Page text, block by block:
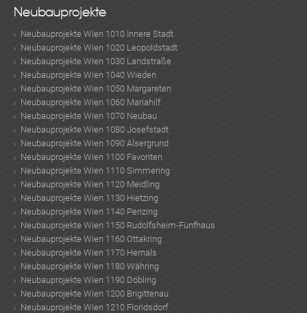
Neubauprojekte
Neubauprojekte Wien 1010 Innere Stadt
Neubauprojekte Wien 1020 Leopoldstadt
Neubauprojekte Wien 1030 Landstraße
Neubauprojekte Wien 1040 Wieden
Neubauprojekte Wien 1050 Margareten
Neubauprojekte Wien 1060 Mariahilf
Neubauprojekte Wien 1070 Neubau
Neubauprojekte Wien 1080 Josefstadt
Neubauprojekte Wien 1090 Alsergrund
Neubauprojekte Wien 1100 Favoriten
Neubauprojekte Wien 1110 Simmering
Neubauprojekte Wien 1120 Meidling
Neubauprojekte Wien 1130 Hietzing
Neubauprojekte Wien 1140 Penzing
Neubauprojekte Wien 1150 Rudolfsheim-Fünfhaus
Neubauprojekte Wien 1160 Ottakring
Neubauprojekte Wien 1170 Hernals
Neubauprojekte Wien 1180 Währing
Neubauprojekte Wien 1190 Döbling
Neubauprojekte Wien 1200 Brigittenau
Neubauprojekte Wien 1210 Floridsdorf